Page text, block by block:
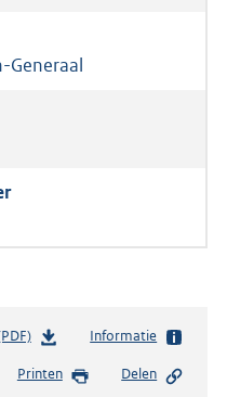
Generaal
b
s
Informatie
Printen Delen